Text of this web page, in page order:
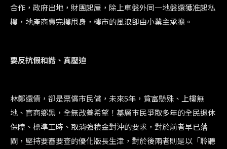
合作，政府出地，財團起屋，除上車盤外同一地盤還獲准起私
樓，地產商賣完樓甩身，樓市的風浪卻由小業主承擔。
要反抗假和諧、真壓迫
林鄭還債，卻是票償市民償，未來5年，貧富懸殊、上樓無
地、官商鄉黑，全無改善希望！基層市民爭取多年的全民退休
保障、標準工時、取消強積金對沖的要求，對於前者早已落
閘，堅持要審要查的優化版長生津，對於後兩者則是以「聆聽